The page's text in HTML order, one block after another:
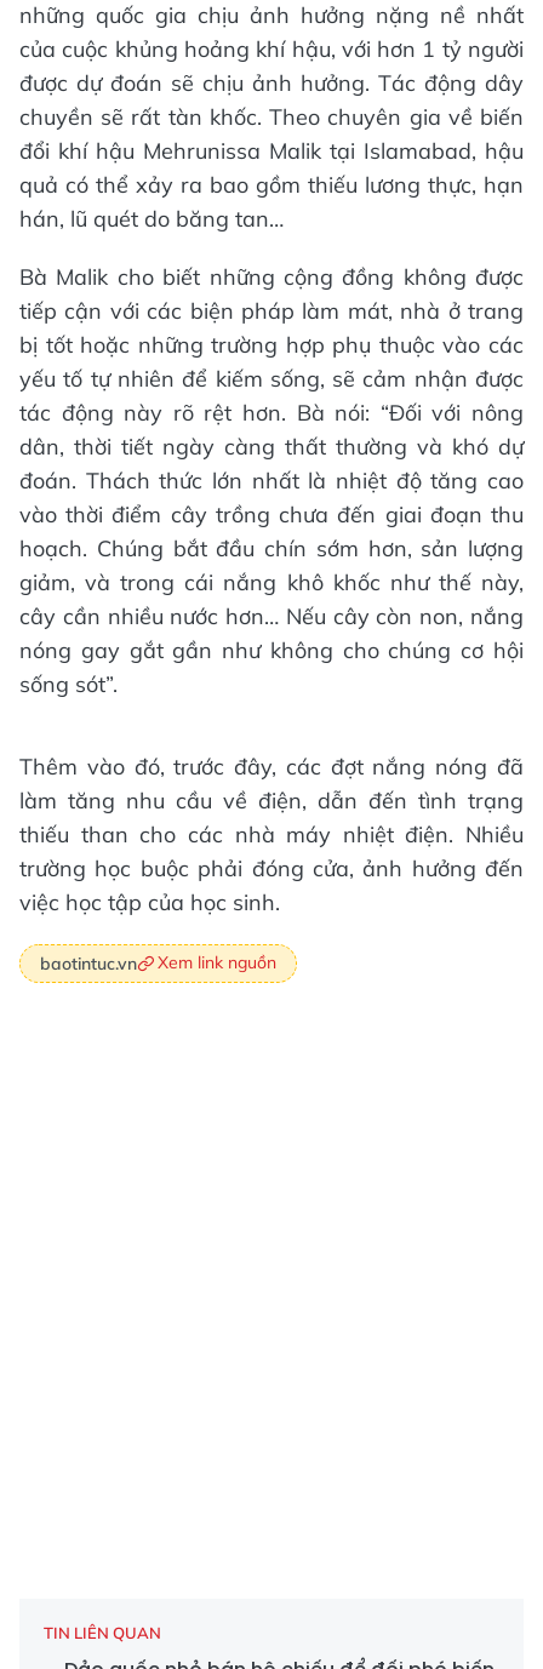
những quốc gia chịu ảnh hưởng nặng nề nhất
của cuộc khủng hoảng khí hậu, với hơn 1 tỷ người
được dự đoán sẽ chịu ảnh hưởng. Tác động dây
chuyền sẽ rất tàn khốc. Theo chuyên gia về biến
đổi khí hậu Mehrunissa Malik tại Islamabad, hậu
quả có thể xảy ra bao gồm thiếu lương thực, hạn
hán, lũ quét do băng tan…
Bà Malik cho biết những cộng đồng không được
tiếp cận với các biện pháp làm mát, nhà ở trang
bị tốt hoặc những trường hợp phụ thuộc vào các
yếu tố tự nhiên để kiếm sống, sẽ cảm nhận được
tác động này rõ rệt hơn. Bà nói: “Đối với nông
dân, thời tiết ngày càng thất thường và khó dự
đoán. Thách thức lớn nhất là nhiệt độ tăng cao
vào thời điểm cây trồng chưa đến giai đoạn thu
hoạch. Chúng bắt đầu chín sớm hơn, sản lượng
giảm, và trong cái nắng khô khốc như thế này,
cây cần nhiều nước hơn… Nếu cây còn non, nắng
nóng gay gắt gần như không cho chúng cơ hội
sống sót”.
Thêm vào đó, trước đây, các đợt nắng nóng đã
làm tăng nhu cầu về điện, dẫn đến tình trạng
thiếu than cho các nhà máy nhiệt điện. Nhiều
trường học buộc phải đóng cửa, ảnh hưởng đến
việc học tập của học sinh.
baotintuc.vn Xem link nguồn
TIN LIÊN QUAN